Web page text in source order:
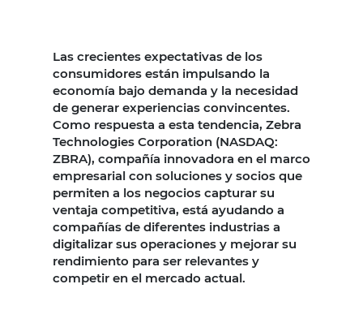
Las crecientes expectativas de los
consumidores están impulsando la
economía bajo demanda y la necesidad
de generar experiencias convincentes.
Como respuesta a esta tendencia, Zebra
Technologies Corporation (NASDAQ:
ZBRA), compañía innovadora en el marco
empresarial con soluciones y socios que
permiten a los negocios capturar su
ventaja competitiva, está ayudando a
compañías de diferentes industrias a
digitalizar sus operaciones y mejorar su
rendimiento para ser relevantes y
competir en el mercado actual.